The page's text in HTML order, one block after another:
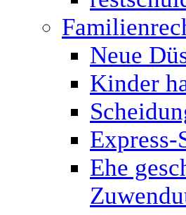
Neue
Kinder
Express-
Ehe